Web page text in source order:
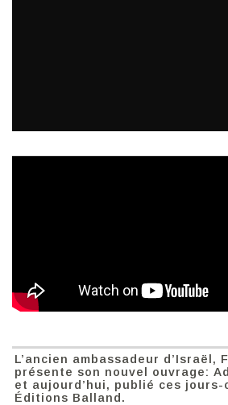
L’ancien ambassadeur d’Israël,
présente son nouvel ouvrage:
et aujourd’hui, publié ces jours-
Éditions Balland.